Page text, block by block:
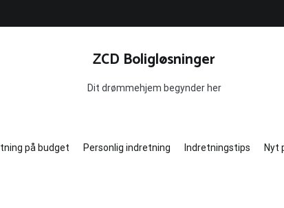
ZCD Boligløsninger
Dit drømmehjem begynder her
på budget Personlig indretning Indretningstips Nyt